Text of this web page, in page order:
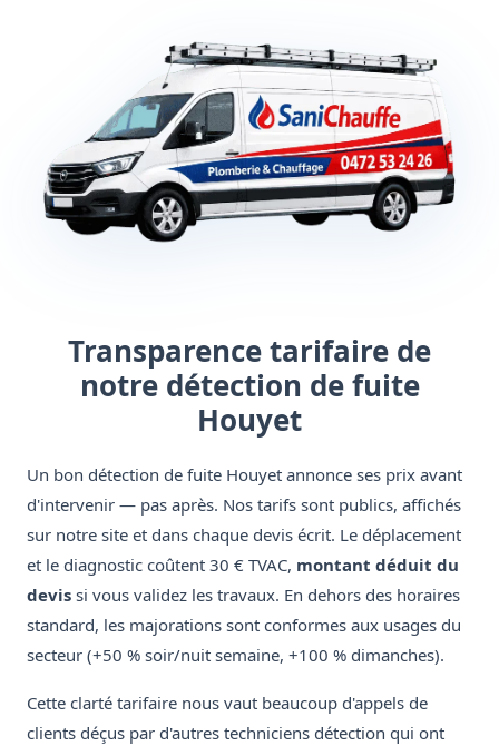
Transparence tarifaire de
notre détection de fuite
Houyet
Un bon détection de fuite Houyet annonce ses prix avant
d'intervenir — pas après. Nos tarifs sont publics, affichés
sur notre site et dans chaque devis écrit. Le déplacement
et le diagnostic coûtent 30 € TVAC, montant déduit du
devis si vous validez les travaux. En dehors des horaires
standard, les majorations sont conformes aux usages du
secteur (+50 % soir/nuit semaine, +100 % dimanches).
Cette clarté tarifaire nous vaut beaucoup d'appels de
clients déçus par d'autres techniciens détection qui ont